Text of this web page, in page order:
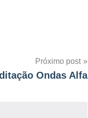
Próximo post
Ondas Alfa